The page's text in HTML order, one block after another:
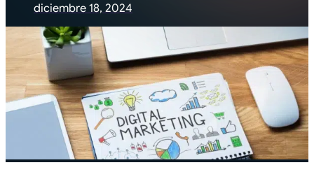
diciembre 18, 2024